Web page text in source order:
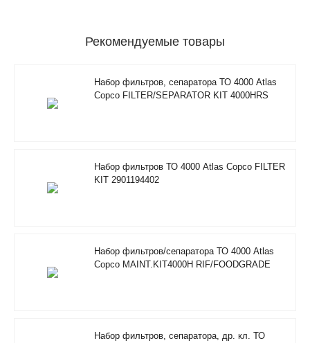
Рекомендуемые товары
Набор фильтров, сепаратора ТО 4000 Atlas
Copco FILTER/SEPARATOR KIT 4000HRS
Набор фильтров ТО 4000 Atlas Copco FILTER
KIT 2901194402
Набор фильтров/сепаратора ТО 4000 Atlas
Copco MAINT.KIT4000H RIF/FOODGRADE
Набор фильтров, сепаратора, др. кл. ТО